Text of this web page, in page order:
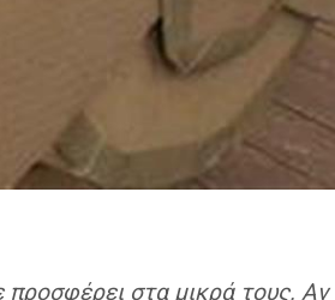
προσφέρει στα μικρά τους. Αν